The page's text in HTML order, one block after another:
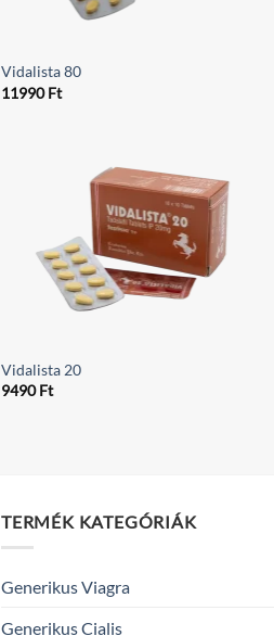
Vidalista 80
11990Ft
Vidalista 20
9490Ft
TERMÉK KATEGÓRIÁK
Generikus Viagra
Generikus Cialis